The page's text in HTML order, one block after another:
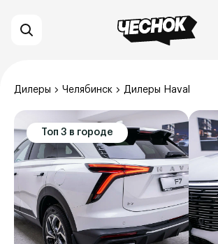
Дилеры Челябинск Дилеры Haval
Топ 3 в городе